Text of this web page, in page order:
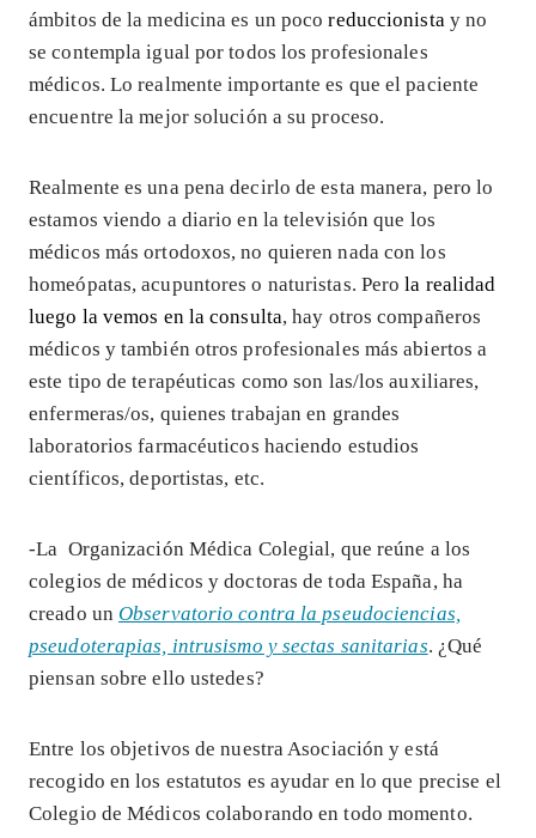
ámbitos de la medicina es un pocoreduccionista y no
se contempla igual por todos los profesionales
médicos. Lo realmente importante es que el paciente
encuentre la mejor solución a su proceso.
Realmente es una pena decirlo de esta manera, pero lo
estamos viendo a diario en la televisión que los
médicos más ortodoxos, no quieren nada con los
homeópatas, acupuntores o naturistas. Perola realidad
luego la vemos en la consulta, hay otros compañeros
médicos y también otros profesionales más abiertos a
este tipo de terapéuticas como son las/los auxiliares,
enfermeras/os, quienes trabajan en grandes
laboratorios farmacéuticos haciendo estudios
científicos, deportistas, etc.
-La Organización Médica Colegial, que reúne a los
colegios de médicos y doctoras de toda España, ha
creado unObservatorio contra la pseudociencias,
pseudoterapias, intrusismo y sectas sanitarias. ¿Qué
piensan sobre ello ustedes?
Entre los objetivos de nuestra Asociación y está
recogido en los estatutos es ayudar en lo que precise el
Colegio de Médicos colaborando en todo momento.